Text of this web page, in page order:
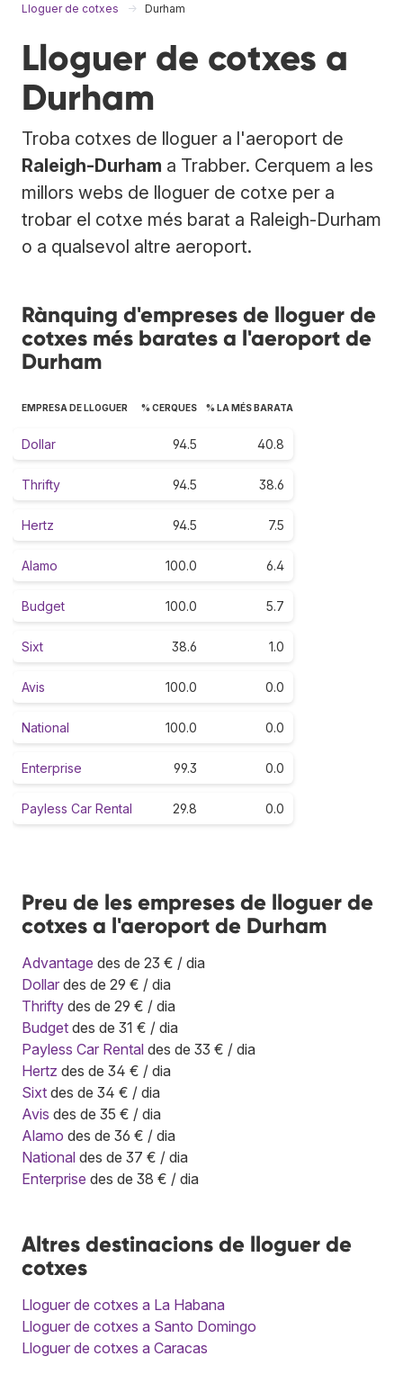
Lloguer de cotxes Durham
Lloguer de cotxes a
Durham
Troba cotxes de lloguer a l'aeroport de
Raleigh-Durham a Trabber. Cerquem a les
millors webs de lloguer de cotxe per a
trobar el cotxe més barat a Raleigh-Durham
o a qualsevol altre aeroport.
Rànquing d'empreses de lloguer de
cotxes més barates a l'aeroport de
Durham
EMPRESA DE LLOGUER % CERQUES % LA MÉS BARATA
Dollar 94.5 40.8
Thrifty 94.5 38.6
Hertz 94.5 7.5
Alamo 100.0 6.4
Budget 100.0 5.7
Sixt 38.6 1.0
Avis 100.0 0.0
National 100.0 0.0
Enterprise 99.3 0.0
Payless Car Rental 29.8 0.0
Preu de les empreses de lloguer de
cotxes a l'aeroport de Durham
Advantage des de 23 € / dia
Dollar des de 29 € / dia
Thrifty des de 29 € / dia
Budget des de 31 € / dia
Payless Car Rental des de 33 € / dia
Hertz des de 34 € / dia
Sixt des de 34 € / dia
Avis des de 35 € / dia
Alamo des de 36 € / dia
National des de 37 € / dia
Enterprise des de 38 € / dia
Altres destinacions de lloguer de
cotxes
Lloguer de cotxes a La Habana
Lloguer de cotxes a Santo Domingo
Lloguer de cotxes a Caracas